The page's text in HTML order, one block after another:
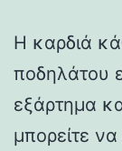
Η καρδιά
ποδηλάτου
εξάρτημα
μπορείτε να